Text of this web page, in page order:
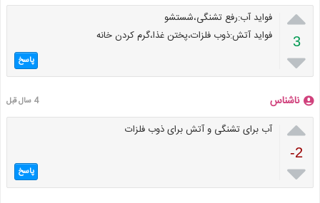

3

فواید آب:رفع تشنگی،شستشو
فواید آتش:ذوب فلزات،پختن غذا،گرم کردن خانه
پاسخ
ناشناس 4 سال قبل

-2

آب برای تشنگی و آتش برای ذوب فلزات
پاسخ